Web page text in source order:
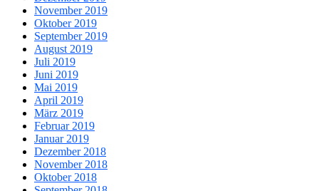
November 2019
Oktober 2019
September 2019
August 2019
Juli 2019
Juni 2019
Mai 2019
April 2019
März 2019
Februar 2019
Januar 2019
Dezember 2018
November 2018
Oktober 2018